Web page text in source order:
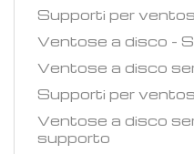
Supporti per
Ventose a disco -
Ventose a disco
Supporti per
Ventose a disco
supporto